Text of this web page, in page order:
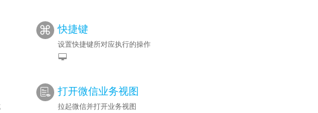
快捷键
设置快捷键所对应执行的操作
打开微信业务视图
拉起微信并打开业务视图